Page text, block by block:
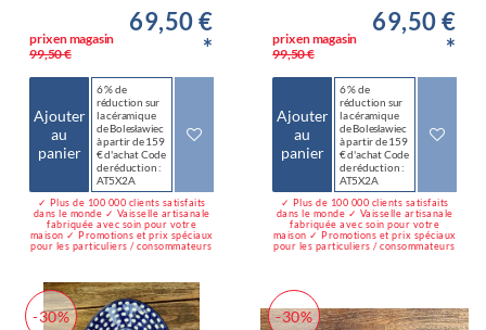
prix en magasin
99,50 €
69,50 €
*
Ajouter
au
panier
6 % de
réduction sur
la céramique
de Bolesławiec
à partir de 159
€ d'achat Code
de réduction :
AT5X2A
✓ Plus de 100 000 clients satisfaits
dans le monde ✓ Vaisselle artisanale
fabriquée avec soin pour votre
maison ✓ Promotions et prix spéciaux
pour les particuliers / consommateurs
prix en magasin
99,50 €
69,50 €
*
Ajouter
au
panier
6 % de
réduction sur
la céramique
de Bolesławiec
à partir de 159
€ d'achat Code
de réduction :
AT5X2A
✓ Plus de 100 000 clients satisfaits
dans le monde ✓ Vaisselle artisanale
fabriquée avec soin pour votre
maison ✓ Promotions et prix spéciaux
pour les particuliers / consommateurs
-30% -30%